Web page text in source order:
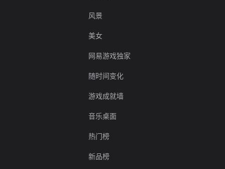
风景
美女
网易游戏独家
随时间变化
游戏成就墙
音乐桌面
热门榜
新品榜